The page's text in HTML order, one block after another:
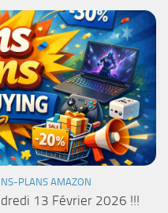
PLANS AMAZON
13 Février 2026 !!!